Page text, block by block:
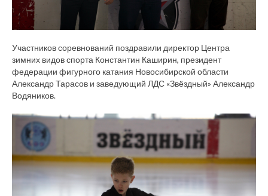
Участников соревнований поздравили директор Центра
зимних видов спорта Константин Каширин, президент
федерации фигурного катания Новосибирской области
Александр Тарасов и заведующий ЛДС «Звёздный» Александр
Водяников.